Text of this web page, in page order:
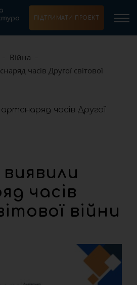
ПІДТРИМАТИ ПРОЕКТ
Війна
часів Другої світової
часів
війни